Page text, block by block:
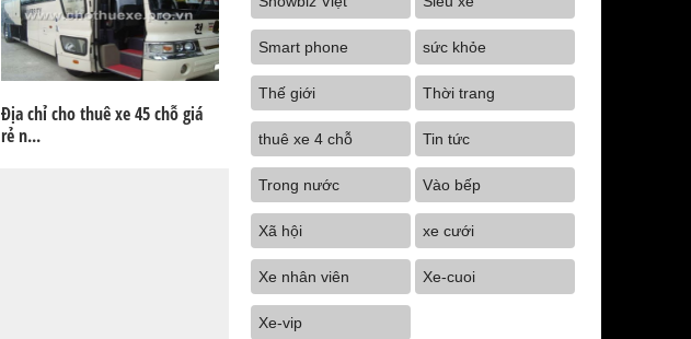
Địa chỉ cho thuê xe 45 chỗ giá
rẻ n...
Smart phone sức khỏe
Thế giới Thời trang
thuê xe 4 chỗ Tin tức
Trong nước Vào bếp
Xã hội xe cưới
Xe nhân viên Xe-cuoi
Xe-vip